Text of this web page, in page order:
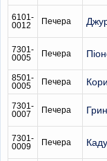
6101-
0012
Печера
7301-
0005
Печера
8501-
0005
Печера
7301-
0007
Печера
7301-
0009
Печера